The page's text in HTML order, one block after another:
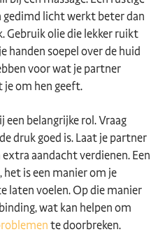
licht werkt beter dan
Gebruik olie die lekker ruikt
handen soepel over de huid
voor wat je partner
om hen geeft.
belangrijke rol. Vraag
druk goed is. Laat je partner
aandacht verdienen. Een
het is een manier om je
laten voelen. Op die manier
wat kan helpen om
te doorbreken.